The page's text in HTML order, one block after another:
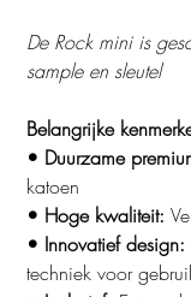
De Rock mini is
sample en sleutel
Belangrijke
• Duurzame
katoen
• Hoge kwaliteit:
• Innovatief design:
techniek voor